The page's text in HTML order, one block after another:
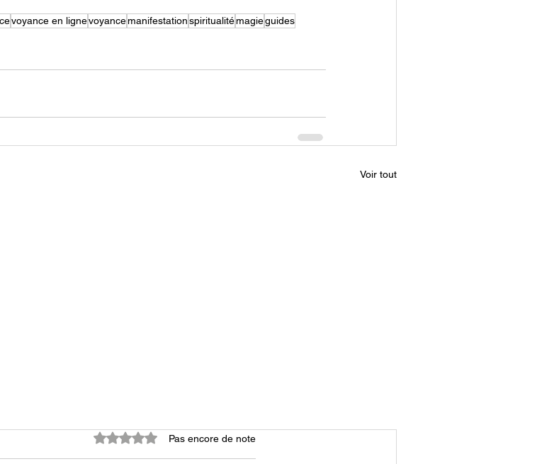
voyance en lignevoyancemanifestationspiritualitémagieguides
Voir tout
Noté 0 étoile sur 5.Pas encore de note